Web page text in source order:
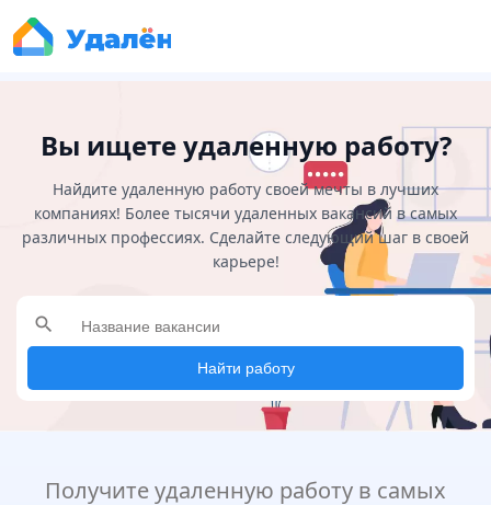
Вы ищете удаленную работу?
Найдите удаленную работу своей мечты в лучших
компаниях! Более тысячи удаленных вакансий в самых
различных профессиях. Сделайте следующий шаг в своей
карьере!
search
Найти работу
Получите удаленную работу в самых